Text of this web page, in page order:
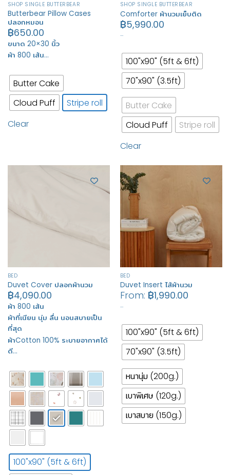
SHOP SINGLE BUTTERBEAR
Butterbear Pillow Cases
ปลอกหมอน
฿650.00
ขนาด 20×30 นิ้ว
ผ้า 800 เส้น…
Butter Cake
Cloud Puff
Stripe roll
Clear
SHOP SINGLE BUTTERBEAR
Comforter ผ้านวมเย็บติด
฿5,990.00
…
100"x90" (5ft & 6ft)
70"x90" (3.5ft)
Butter Cake
Cloud Puff
Stripe roll
Clear
BED
Duvet Cover ปลอกผ้านวม
฿4,090.00
ผ้า 800 เส้น
ผ้าที่เนียน นุ่ม ลื่น นอนสบายเป็น
ที่สุด
ผ้าCotton 100% ระบายอากาศได้
ดี…
100"x90" (5ft & 6ft)
BED
Duvet Insert ไส้ผ้านวม
From: ฿1,990.00
…
100"x90" (5ft & 6ft)
70"x90" (3.5ft)
หนานุ่ม (200g.)
เบาพิเศษ (120g.)
เบาสบาย (150g.)